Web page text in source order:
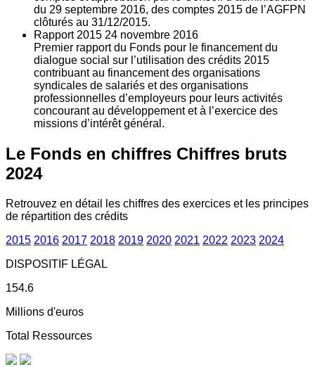
du 29 septembre 2016, des comptes 2015 de l’AGFPN
clôturés au 31/12/2015.
Rapport 2015 24 novembre 2016
Premier rapport du Fonds pour le financement du
dialogue social sur l’utilisation des crédits 2015
contribuant au financement des organisations
syndicales de salariés et des organisations
professionnelles d’employeurs pour leurs activités
concourant au développement et à l’exercice des
missions d’intérêt général.
Le Fonds en chiffres Chiffres bruts
2024
Retrouvez en détail les chiffres des exercices et les principes
de répartition des crédits
2015 2016 2017 2018 2019 2020 2021 2022 2023 2024
DISPOSITIF LÉGAL
154.6
Millions d'euros
Total Ressources